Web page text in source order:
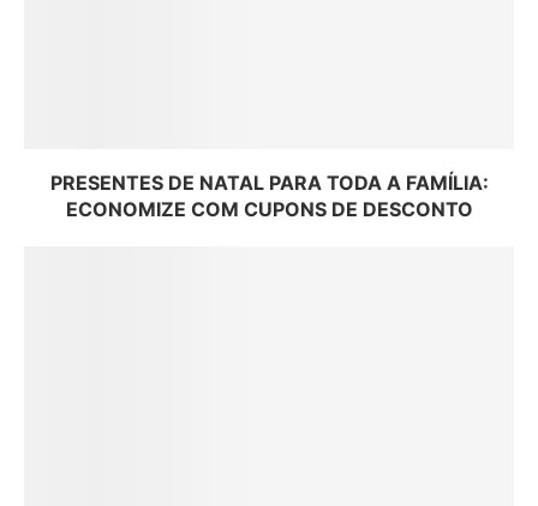
PRESENTES DE NATAL PARA TODA A FAMÍLIA:
ECONOMIZE COM CUPONS DE DESCONTO